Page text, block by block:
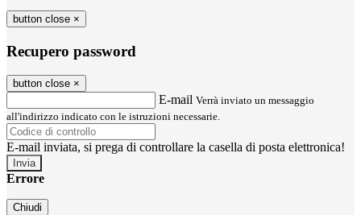
button close ×
Recupero password
button close ×
E-mail Verrà inviato un messaggio
all'indirizzo indicato con le istruzioni necessarie.
E-mail inviata, si prega di controllare la casella di posta elettronica!
Errore
Chiudi